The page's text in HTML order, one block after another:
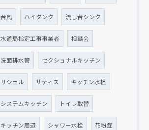
台風 ハイタンク 流し台シンク
水道局指定工事事業者 相談会
洗面排水管 セクショナルキッチン
リシェル サティス キッチン水栓
システムキッチン トイレ取替
キッチン周辺 シャワー水栓 花粉症